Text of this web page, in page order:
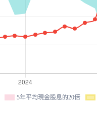
5年平均現金股息的20倍